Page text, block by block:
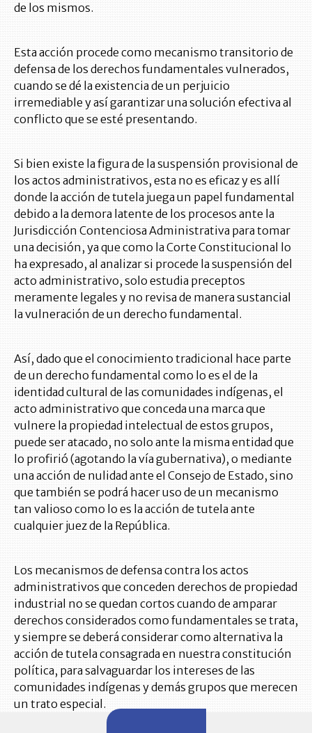
de los mismos.
Esta acción procede como mecanismo transitorio de
defensa de los derechos fundamentales vulnerados,
cuando se dé la existencia de un perjuicio
irremediable y así garantizar una solución efectiva al
conflicto que se esté presentando.
Si bien existe la figura de la suspensión provisional de
los actos administrativos, esta no es eficaz y es allí
donde la acción de tutela juega un papel fundamental
debido a la demora latente de los procesos ante la
Jurisdicción Contenciosa Administrativa para tomar
una decisión, ya que como la Corte Constitucional lo
ha expresado, al analizar si procede la suspensión del
acto administrativo, solo estudia preceptos
meramente legales y no revisa de manera sustancial
la vulneración de un derecho fundamental.
Así, dado que el conocimiento tradicional hace parte
de un derecho fundamental como lo es el de la
identidad cultural de las comunidades indígenas, el
acto administrativo que conceda una marca que
vulnere la propiedad intelectual de estos grupos,
puede ser atacado, no solo ante la misma entidad que
lo profirió (agotando la vía gubernativa), o mediante
una acción de nulidad ante el Consejo de Estado, sino
que también se podrá hacer uso de un mecanismo
tan valioso como lo es la acción de tutela ante
cualquier juez de la República.
Los mecanismos de defensa contra los actos
administrativos que conceden derechos de propiedad
industrial no se quedan cortos cuando de amparar
derechos considerados como fundamentales se trata,
y siempre se deberá considerar como alternativa la
acción de tutela consagrada en nuestra constitución
política, para salvaguardar los intereses de las
comunidades indígenas y demás grupos que merecen
un trato especial.